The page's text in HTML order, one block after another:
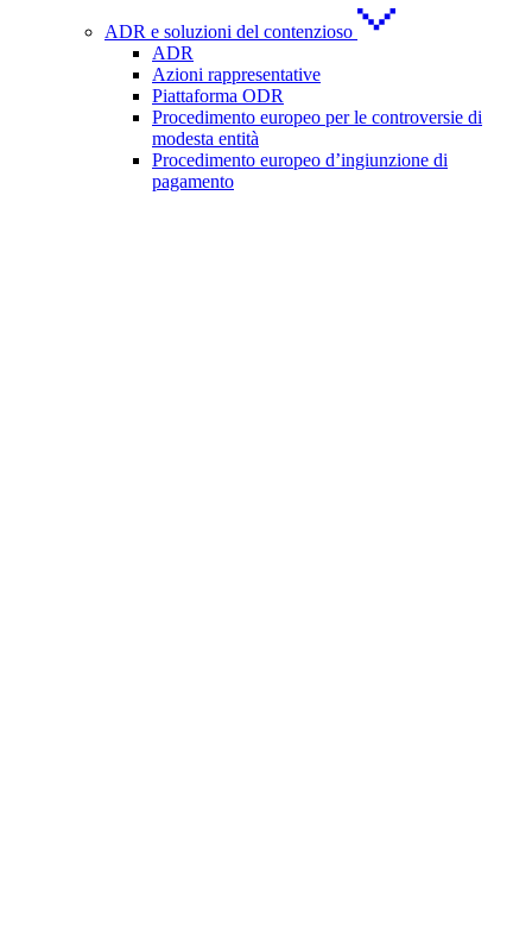
ADR e soluzioni del contenzioso
ADR
Azioni rappresentative
Piattaforma ODR
Procedimento europeo per le controversie di
modesta entità
Procedimento europeo d’ingiunzione di
pagamento